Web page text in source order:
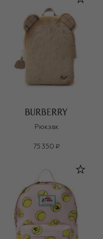
Рюкзак
75 350 ₽